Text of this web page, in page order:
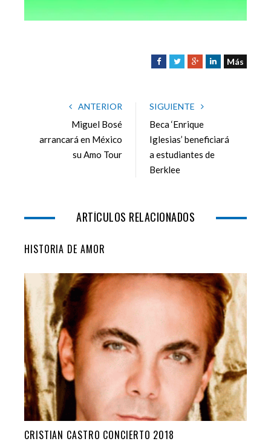
F
e
o
o
k
T
t
e
r
G
g
e
+
L
I
Más
ANTERIOR
Miguel Bosé
arrancará en México
su Amo Tour
SIGUIENTE
Beca ‘Enrique
Iglesias’ beneficiará
a estudiantes de
Berklee
ARTÍCULOS RELACIONADOS
HISTORIA DE AMOR
CRISTIAN CASTRO CONCIERTO 2018